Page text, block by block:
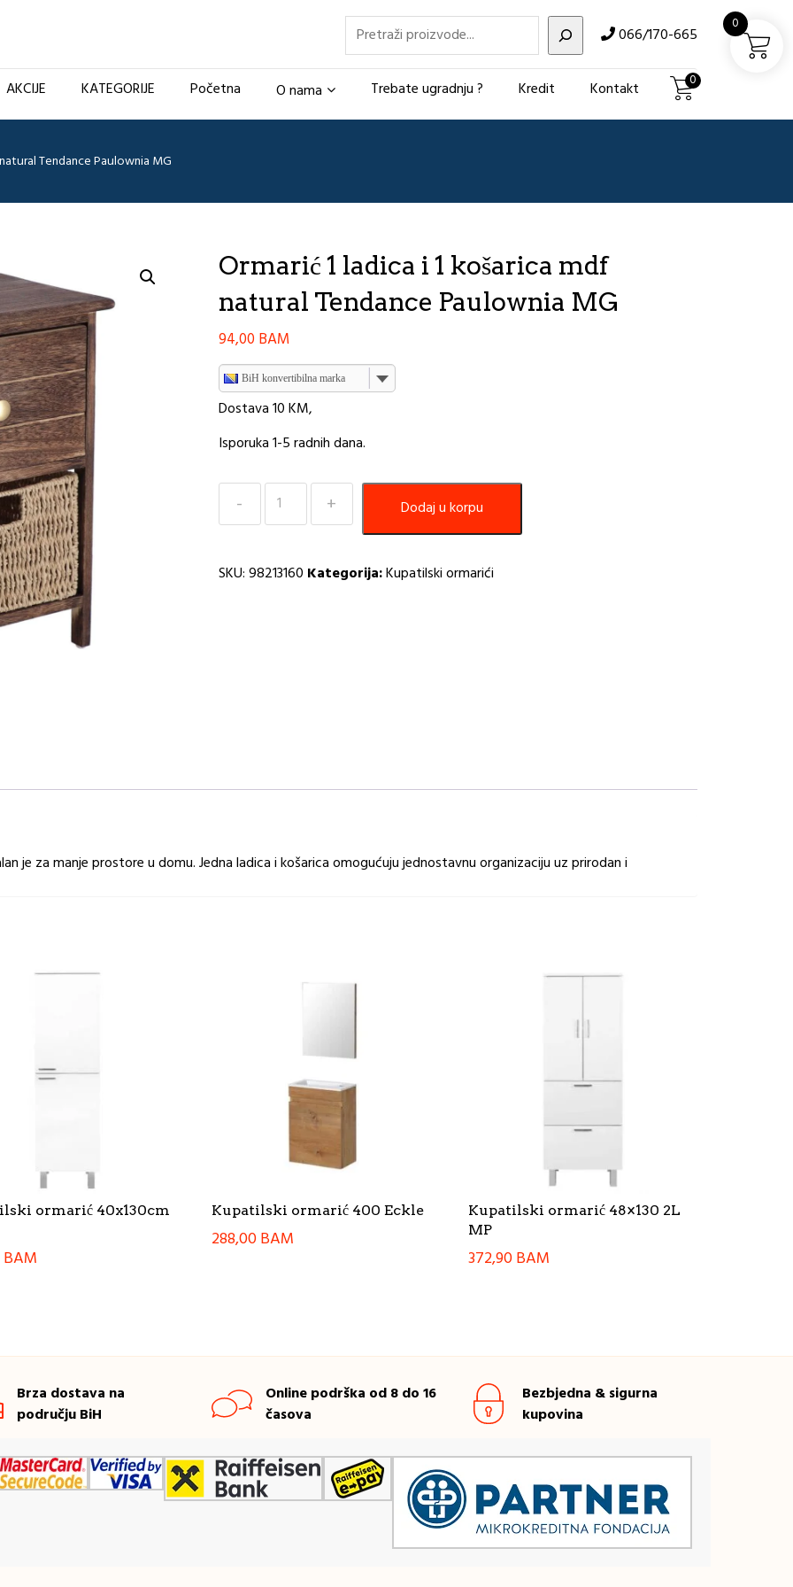
Pretraži 066/170-665
AKCIJE KATEGORIJE Početna O nama Trebate ugradnju ? Kredit Kontakt 0
Tendance Paulownia MG
Ormarić 1 ladica i 1 košarica mdf
natural Tendance Paulownia MG
94,00 BAM
BiH konvertibilna marka
Dostava 10 KM,
Isporuka 1-5 radnih dana.
Ormarić
1
Dodaj u korpu
SKU:98213160 Kategorija:Kupatilski ormarići
je za manje prostore u domu. Jedna ladica i košarica omogućuju jednostavnu organizaciju uz prirodan i
ormarić 40x130cm
BAM
Kupatilski ormarić 400 Eckle
288,00BAM
Kupatilski ormarić 48×130 2L
MP
372,90BAM
Brza dostava na
području BiH
Online podrška od 8 do 16
časova
Bezbjedna & sigurna
kupovina
0